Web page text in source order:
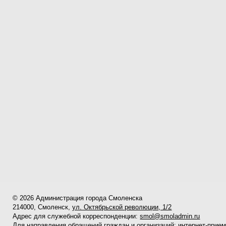
© 2026 Администрация города Смоленска
214000, Смоленск,ул. Октябрьской революции, 1/2
Адрес для служебной корреспонденции:smol@smoladmin.ru